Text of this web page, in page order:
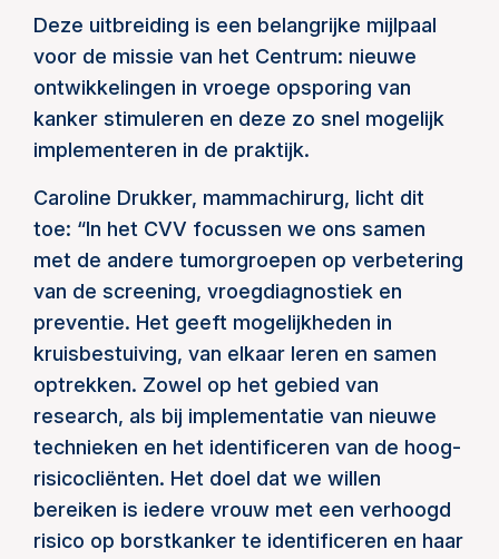
Deze uitbreiding is een belangrijke mijlpaal
voor de missie van het Centrum: nieuwe
ontwikkelingen in vroege opsporing van
kanker stimuleren en deze zo snel mogelijk
implementeren in de praktijk.
Caroline Drukker, mammachirurg, licht dit
toe: “In het CVV focussen we ons samen
met de andere tumorgroepen op verbetering
van de screening, vroegdiagnostiek en
preventie. Het geeft mogelijkheden in
kruisbestuiving, van elkaar leren en samen
optrekken. Zowel op het gebied van
research, als bij implementatie van nieuwe
technieken en het identificeren van de hoog-
risicocliënten. Het doel dat we willen
bereiken is iedere vrouw met een verhoogd
risico op borstkanker te identificeren en haar